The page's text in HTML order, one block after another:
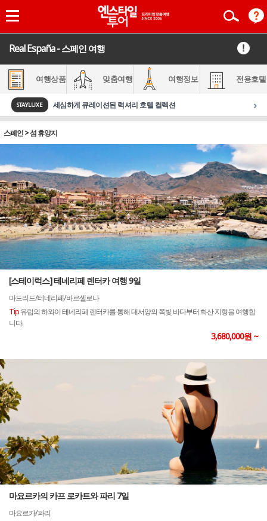
Real España - 스페인 여행
여행상품 맞춤여행 여행정보 전용호텔
STAYLUXE 세심하게 큐레이션된 럭셔리 호텔 컬렉션 ›
스페인 > 섬 휴양지
[스테이럭스] 테네리페 렌터카 여행 9일
마드리드/테네리페/바르셀로나
Tip유럽의 하와이 테네리페 렌터카를 통해 대서양의 쪽빛 바다부터 화산 지형을 여행합
니다.
3,680,000원 ~
마요르카의 카프 로카트와 파리 7일
마요르카/파리